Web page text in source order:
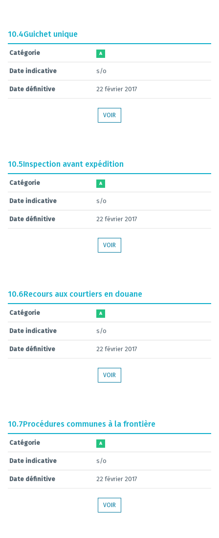
10.4Guichet unique
Catégorie A
Date indicative s/o
Date définitive 22 février 2017
VOIR
10.5Inspection avant expédition
Catégorie A
Date indicative s/o
Date définitive 22 février 2017
VOIR
10.6Recours aux courtiers en douane
Catégorie A
Date indicative s/o
Date définitive 22 février 2017
VOIR
10.7Procédures communes à la frontière
Catégorie A
Date indicative s/o
Date définitive 22 février 2017
VOIR